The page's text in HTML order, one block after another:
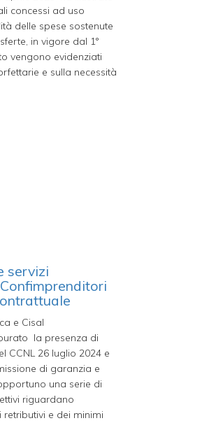
concessi ad uso
delle spese sostenute
in vigore dal 1°
vengono evidenziati
e sulla necessità
servizi
e Cisal
la presenza di
CCNL 26 luglio 2024 e
di garanzia e
una serie di
riguardano
e dei minimi